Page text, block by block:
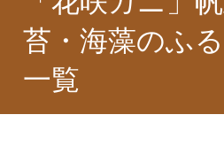
苔・海藻のふ
一覧